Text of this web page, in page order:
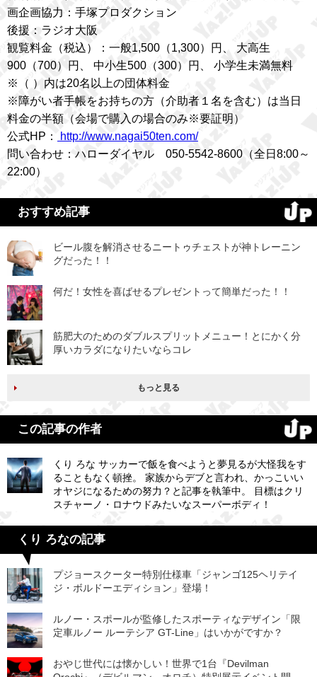
画企画協力：手塚プロダクション
後援：ラジオ大阪
観覧料金（税込）：一般1,500（1,300）円、 大高生
900（700）円、 中小生500（300）円、 小学生未満無料
※（ ）内は20名以上の団体料金
※障がい者手帳をお持ちの方（介助者１名を含む）は当日
料金の半額（会場で購入の場合のみ※要証明）
公式HP：
http://www.nagai50ten.com/
問い合わせ：ハローダイヤル 050-5542-8600（全日8:00～
22:00）
おすすめ記事
ビール腹を解消させるニートゥチェストが神トレーニン
グだった！！
何だ！女性を喜ばせるプレゼントって簡単だった！！
筋肥大のためのダブルスプリットメニュー！とにかく分
厚いカラダになりたいならコレ
もっと見る
この記事の作者
くり ろな サッカーで飯を食べようと夢見るが大怪我をす
ることもなく頓挫。 家族からデブと言われ、かっこいい
オヤジになるための努力？と記事を執筆中。 目標はクリ
スチャーノ・ロナウドみたいなスーパーボディ！
くり ろなの記事
プジョースクーター特別仕様車「ジャンゴ125ヘリテイ
ジ・ボルドーエディション」登場！
ルノー・スポールが監修したスポーティなデザイン「限
定車ルノー ルーテシア GT-Line」はいかがですか？
おやじ世代には懐かしい！世界で1台『Devilman